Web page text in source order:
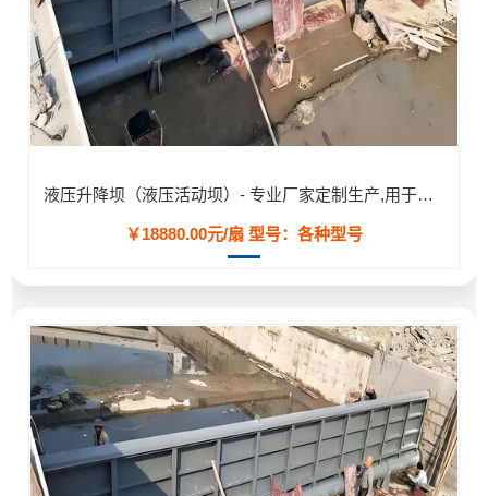
液压升降坝（液压活动坝）- 专业厂家定制生产,用于河道/防汛工程
￥18880.00元/扇 型号：各种型号